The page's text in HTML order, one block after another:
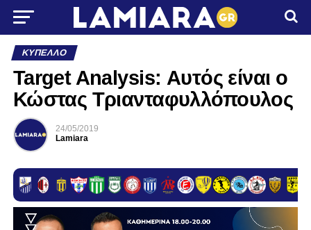
ΚΎΠΕΛΛΟ
Target Analysis: Αυτός είναι ο
Κώστας Τριανταφυλλόπουλος
24/05/2019
Lamiara